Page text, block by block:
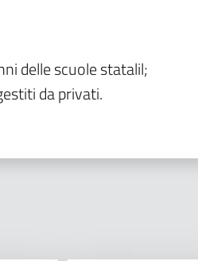
delle scuole statalil;
da privati.